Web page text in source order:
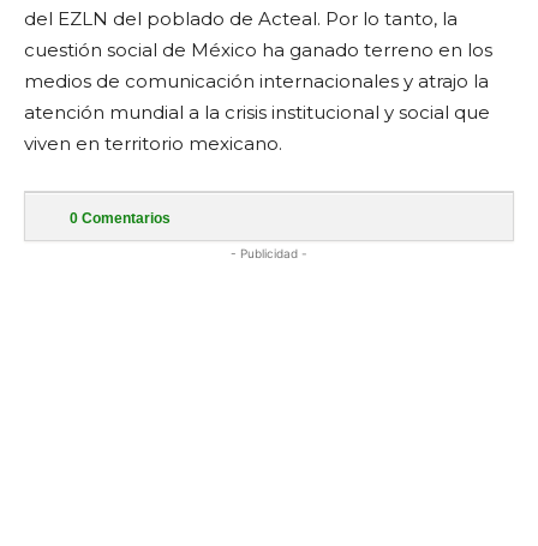
del EZLN del poblado de Acteal. Por lo tanto, la
cuestión social de México ha ganado terreno en los
medios de comunicación internacionales y atrajo la
atención mundial a la crisis institucional y social que
viven en territorio mexicano.
0 Comentarios
- Publicidad -